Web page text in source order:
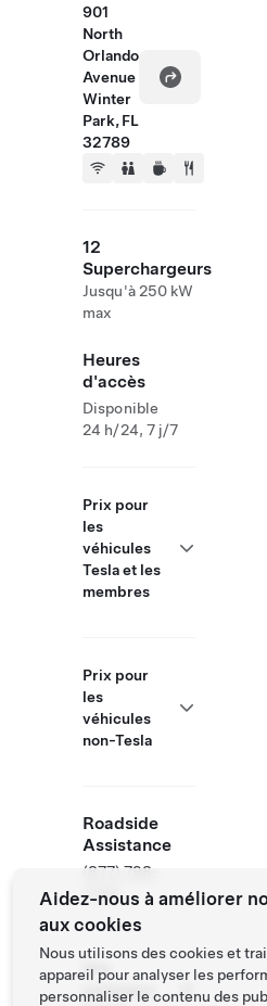
901
North
Orlando
Avenue
Winter
Park, FL
32789
12
Superchargeurs
Jusqu'à 250 kW
max
Heures
d'accès
Disponible
24 h/24, 7 j/7
Prix pour
les
véhicules
Tesla et les
membres
Prix pour
les
véhicules
non-Tesla
Roadside
Assistance
(877) 798-
3752
Site
partenaire
Aidez-nous à améliorer
aux cookies
Nous utilisons des cookies et
appareil pour analyser les
personnaliser le contenu des